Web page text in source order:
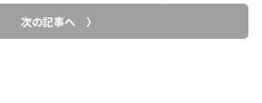
次の記事へ 〉